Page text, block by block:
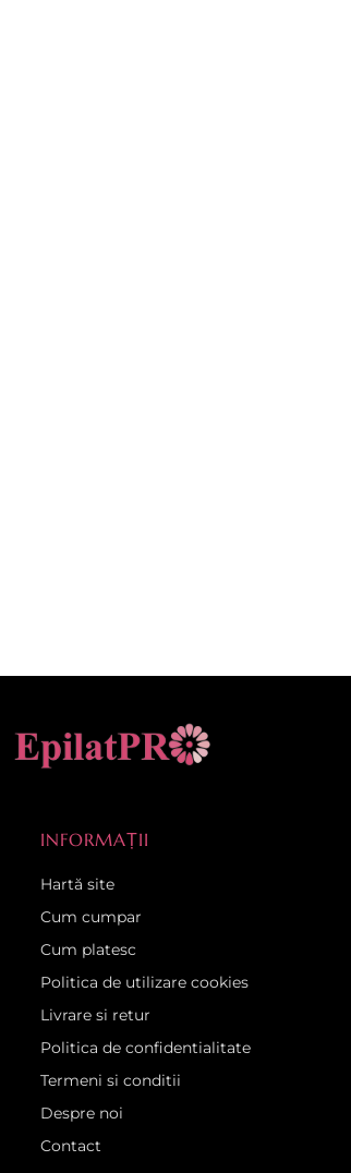
INFORMAȚII
Hartă site
Cum cumpar
Cum platesc
Politica de utilizare cookies
Livrare si retur
Politica de confidentialitate
Termeni si conditii
Despre noi
Contact